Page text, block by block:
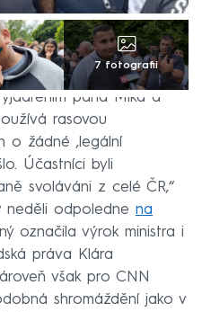
7 fotografií
pana Mika a
rasovou
o žádné ‚legální
Účastníci byli
svoláváni z celé ČR,“
neděli odpoledne na
označila výrok ministra i
práva Klára
však pro CNN
shromáždění jako v